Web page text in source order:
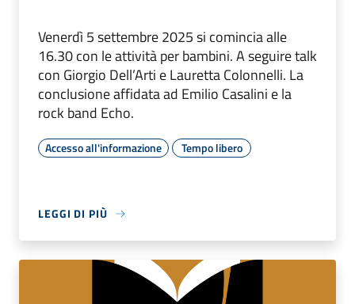
Venerdì 5 settembre 2025 si comincia alle
16.30 con le attività per bambini. A seguire talk
con Giorgio Dell’Arti e Lauretta Colonnelli. La
conclusione affidata ad Emilio Casalini e la
rock band Echo.
Accesso all'informazione Tempo libero
LEGGI DI PIÙ